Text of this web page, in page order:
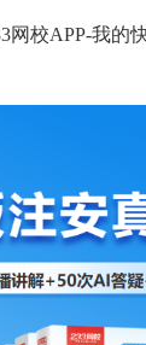
网校APP-我的